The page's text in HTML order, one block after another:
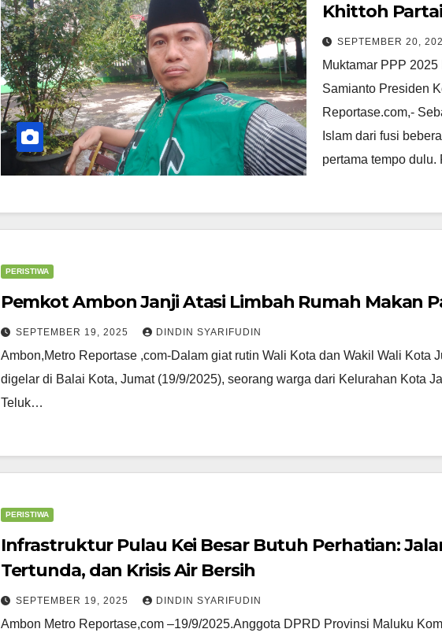
Khittoh
Kebangsaan
SEPTEMBER 20,
Muktamar PPP
Samianto Presiden
Reportase.com,-
Islam dari fusi
pertama tempo
PERISTIWA
Pemkot Ambon Janji Atasi Limbah Rumah Makan
SEPTEMBER 19, 2025 DINDIN SYARIFUDIN
Ambon,Metro Reportase ,com-Dalam giat rutin Wali Kota dan Wakil Wali Kota
digelar di Balai Kota, Jumat (19/9/2025), seorang warga dari Kelurahan Kota
Teluk…
PERISTIWA
Infrastruktur Pulau Kei Besar Butuh Perhatian:
Tertunda, dan Krisis Air Bersih
SEPTEMBER 19, 2025 DINDIN SYARIFUDIN
Ambon Metro Reportase,com –19/9/2025.Anggota DPRD Provinsi Maluku